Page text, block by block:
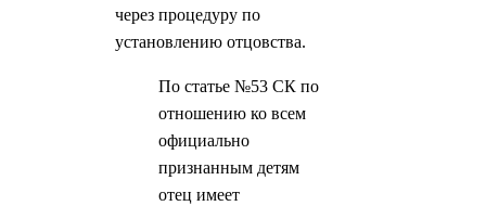
через процедуру по
установлению отцовства.
По статье №53 СК по
отношению ко всем
официально
признанным детям
отец имеет